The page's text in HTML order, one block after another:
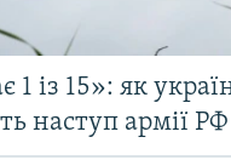
1 із 15»: як
наступ армії РФ